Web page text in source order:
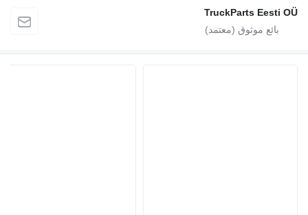
TruckParts Eesti